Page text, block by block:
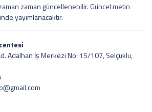
zaman güncellenebilir. Güncel metin
yayımlanacaktır.
Adalhan İş Merkezi No: 15/107, Selçuklu,